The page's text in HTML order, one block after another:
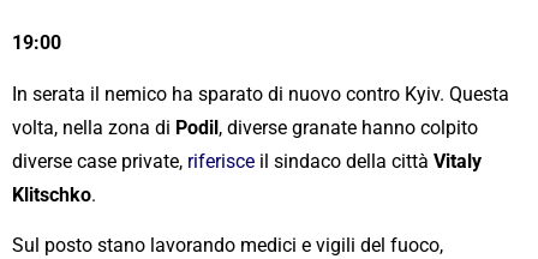
19:00
In serata il nemico ha sparato di nuovo contro Kyiv. Questa
volta, nella zona di Podil, diverse granate hanno colpito​​
diverse case private, riferisce il sindaco della città Vitaly
Klitschko.
Sul posto stano lavorando medici e vigili del fuoco,